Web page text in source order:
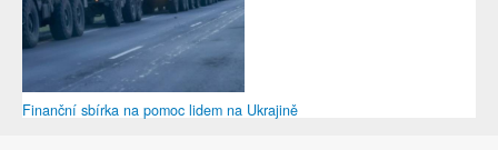
Finanční sbírka na pomoc lidem na Ukrajině